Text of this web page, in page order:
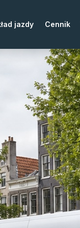
jazdy Cennik